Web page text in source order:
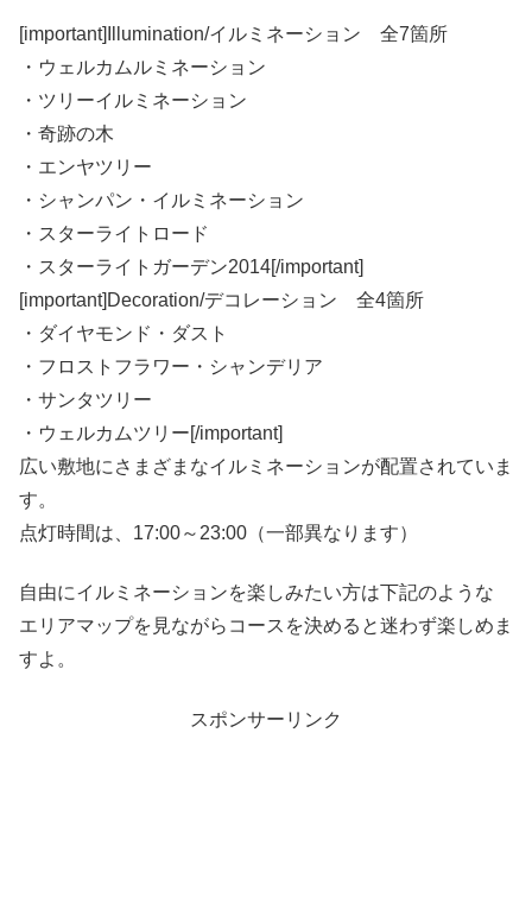
[important]Illumination/イルミネーション 全7箇所
・ウェルカムルミネーション
・ツリーイルミネーション
・奇跡の木
・エンヤツリー
・シャンパン・イルミネーション
・スターライトロード
・スターライトガーデン2014[/important]
[important]Decoration/デコレーション 全4箇所
・ダイヤモンド・ダスト
・フロストフラワー・シャンデリア
・サンタツリー
・ウェルカムツリー[/important]
広い敷地にさまざまなイルミネーションが配置されていま
す。
点灯時間は、17:00～23:00（一部異なります）
自由にイルミネーションを楽しみたい方は下記のような
エリアマップを見ながらコースを決めると迷わず楽しめま
すよ。
スポンサーリンク